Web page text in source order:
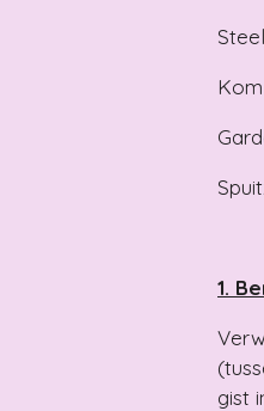
Kom
1.
gist